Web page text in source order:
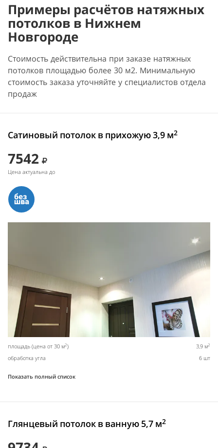
Примеры расчётов натяжных
потолков в Нижнем
Новгороде
Стоимость действительна при заказе натяжных
потолков площадью более 30 м2. Минимальную
стоимость заказа уточняйте у специалистов отдела
продаж
Сатиновый потолок в прихожую 3,9 м2
7542
Цена актуальна до
площадь (цена от 30 м2) 3,9 м2
обработка угла 6 шт
Показать полный список
Глянцевый потолок в ванную 5,7 м2